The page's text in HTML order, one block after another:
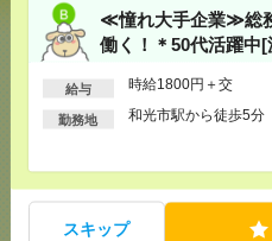
≪憧れ大手企業≫総
働く！＊50代活躍中[
給与 時給1800円＋交
勤務地
和光市駅から徒歩5分
スキップ
[給 与]
無資格未経験：時給1500
OK ■扶養内OK ■日収1万2000円
[勤務地]巣鴨駅
[給 与]時給1800円＋交